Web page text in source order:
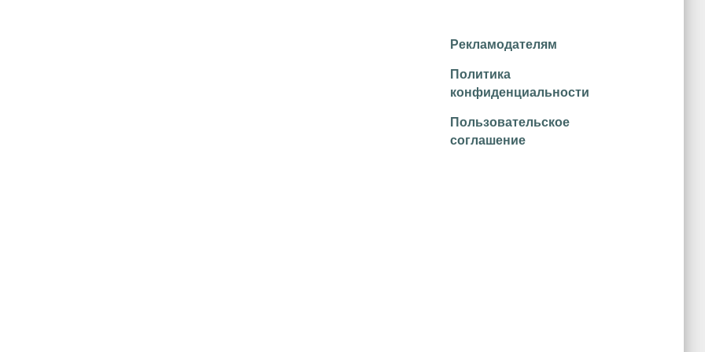
Рекламодателям
Политика
конфиденциальности
Пользовательское
соглашение